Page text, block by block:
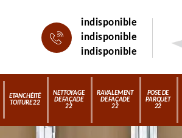
indisponible
indisponible
indisponible
ETANCHÉITÉ
TOITURE 22
NETTOYAGE
DE FAÇADE
22
RAVALEMENT
DE FAÇADE
22
POSE DE
PARQUET
22